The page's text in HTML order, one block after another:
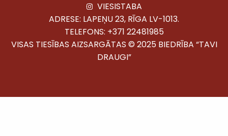
VIESISTABA
ADRESE: LAPEŅU 23, RĪGA LV-1013.
TELEFONS: +371 22481985
VISAS TIESĪBAS AIZSARGĀTAS © 2025 BIEDRĪBA “TAVI
DRAUGI”